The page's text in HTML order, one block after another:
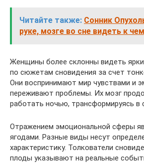
Читайте также: Сонник
руке, мозге во сне видеть к
Женщины более склонны видеть
по сюжетам сновидения за счет
Они воспринимают мир чувствами и
переживают проблемы. Их мозг
работать ночью, трансформируясь в
Отражением эмоциональной сферы
ягодами. Разные виды несут
характеристику. Толкователи
плоды указывают на реальные